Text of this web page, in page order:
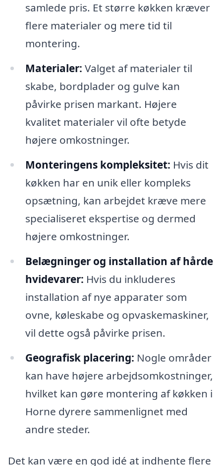
samlede pris. Et større køkken kræver
flere materialer og mere tid til
montering.
Materialer: Valget af materialer til
skabe, bordplader og gulve kan
påvirke prisen markant. Højere
kvalitet materialer vil ofte betyde
højere omkostninger.
Monteringens kompleksitet: Hvis dit
køkken har en unik eller kompleks
opsætning, kan arbejdet kræve mere
specialiseret ekspertise og dermed
højere omkostninger.
Belægninger og installation af hårde
hvidevarer: Hvis du inkluderes
installation af nye apparater som
ovne, køleskabe og opvaskemaskiner,
vil dette også påvirke prisen.
Geografisk placering: Nogle områder
kan have højere arbejdsomkostninger,
hvilket kan gøre montering af køkken i
Horne dyrere sammenlignet med
andre steder.
Det kan være en god idé at indhente flere